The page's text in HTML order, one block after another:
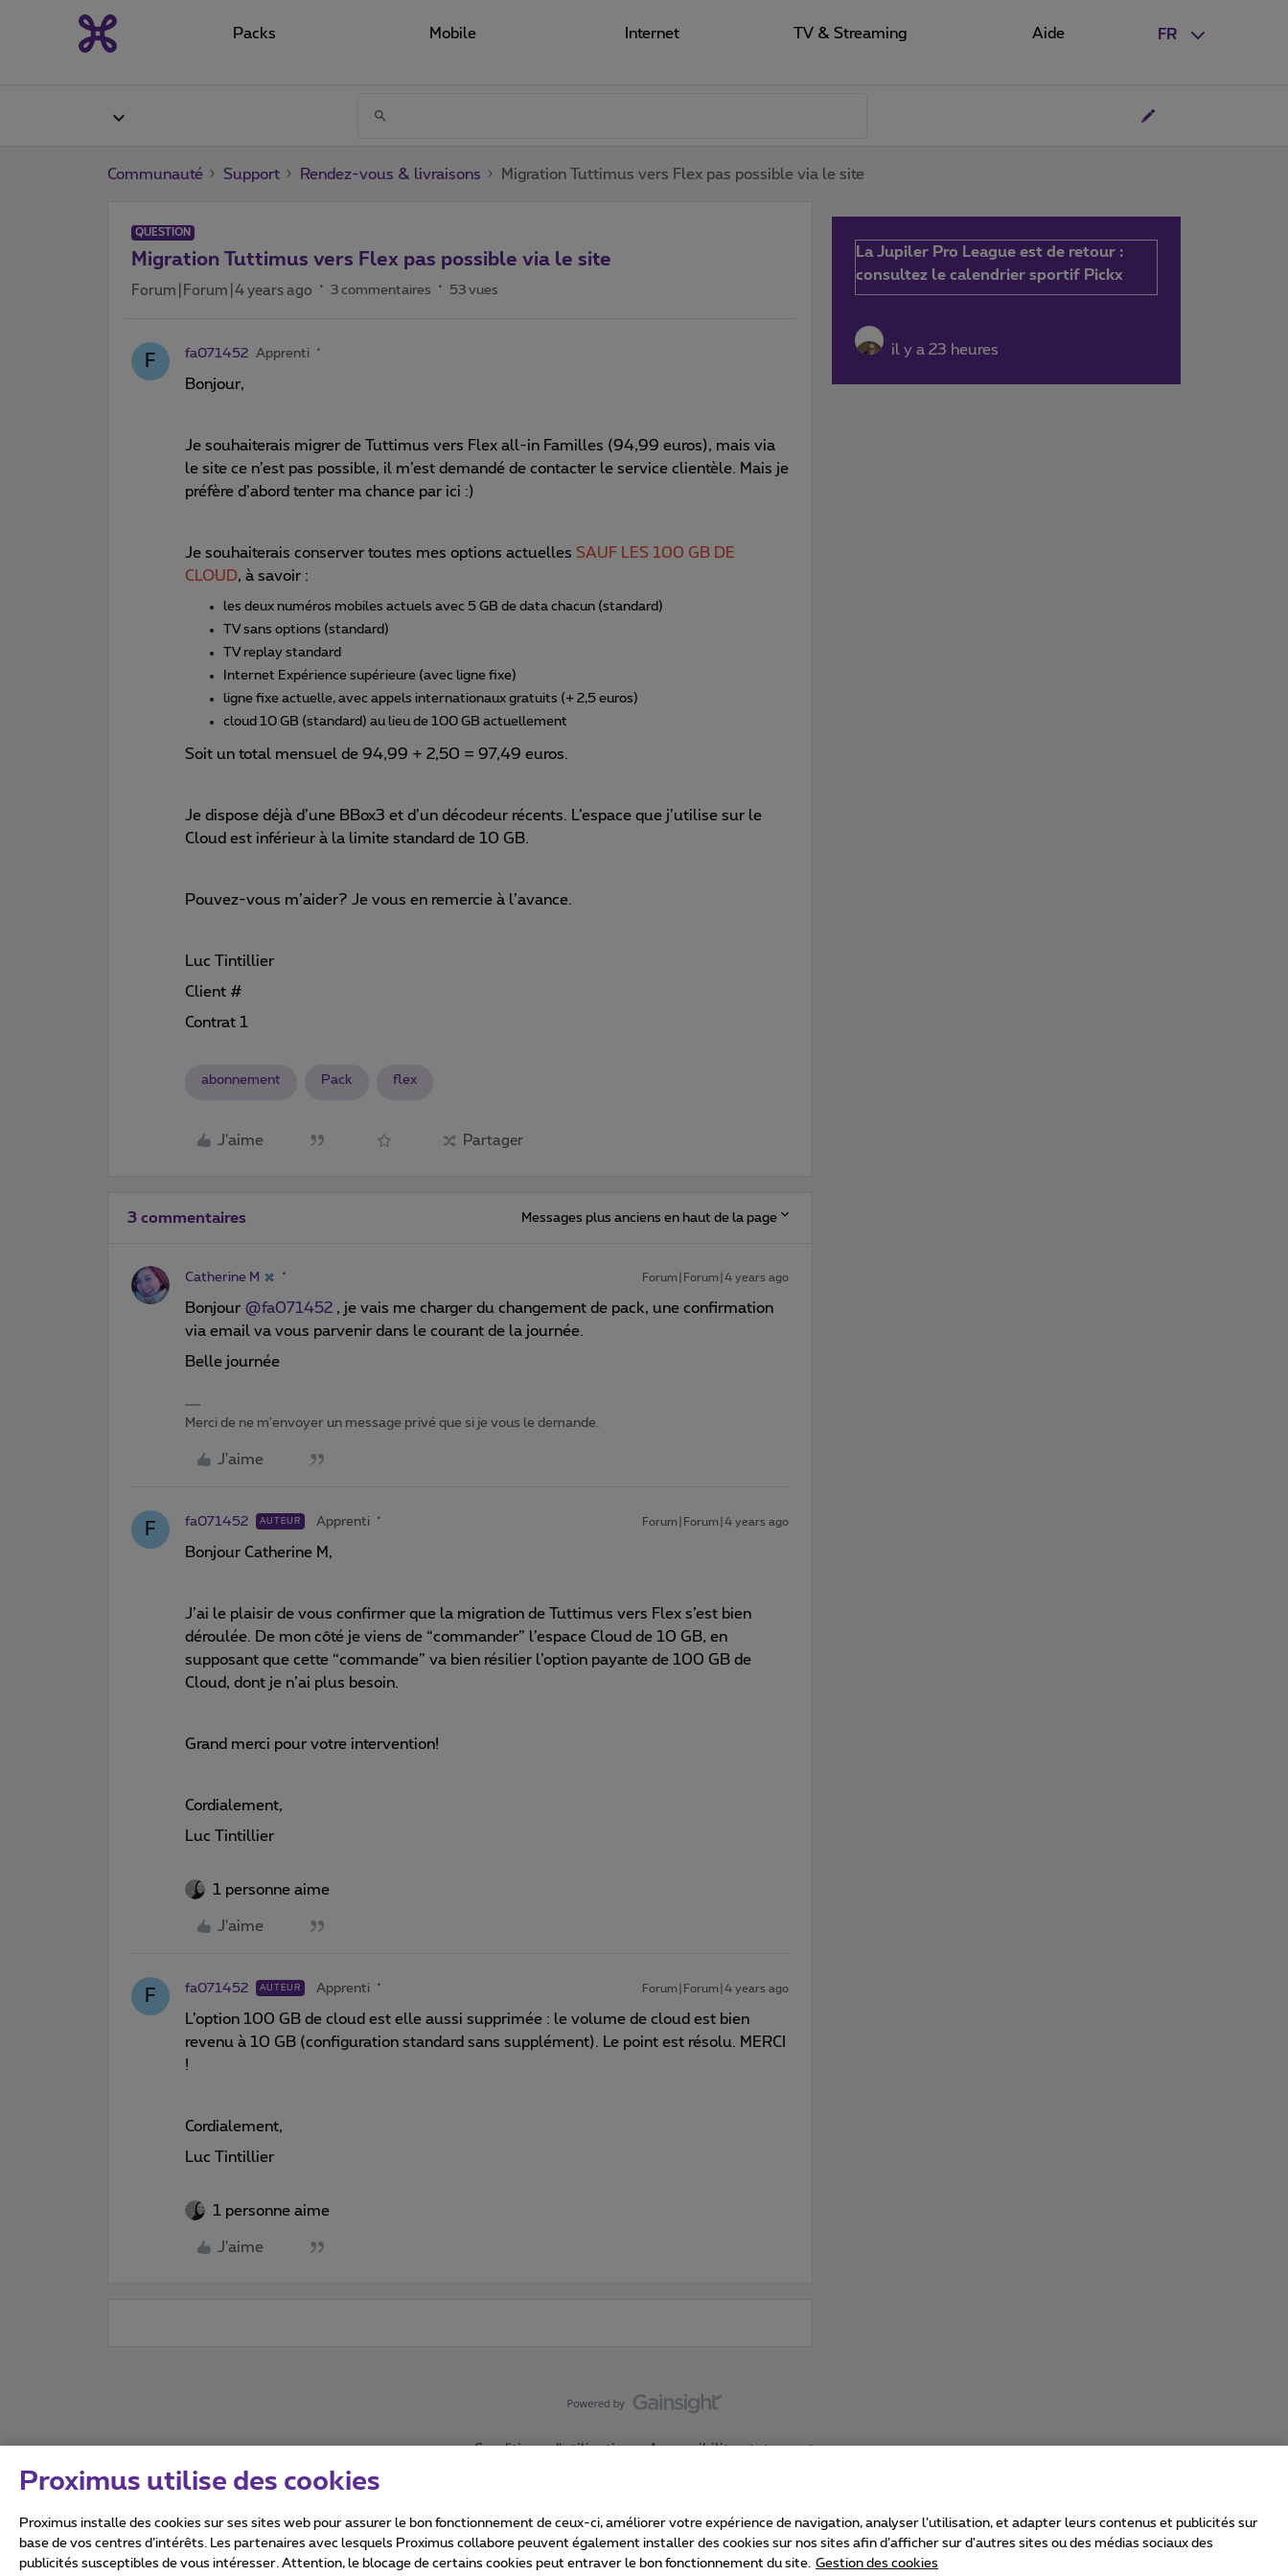
FR
Packs Mobile Internet TV & Streaming Aide
Communauté Support Rendez-vous & livraisons Migration Tuttimus vers Flex pas possible via le site
QUESTION
Migration Tuttimus vers Flex pas possible via le site
Forum|Forum|4 years ago 3 commentaires 53 vues
F fa071452 Apprenti
Bonjour,
Je souhaiterais migrer de Tuttimus vers Flex all-in Familles (94,99 euros), mais via
le site ce n’est pas possible, il m’est demandé de contacter le service clientèle. Mais je
préfère d’abord tenter ma chance par ici :)
Je souhaiterais conserver toutes mes options actuelles SAUF LES 100 GB DE
CLOUD, à savoir :
les deux numéros mobiles actuels avec 5 GB de data chacun (standard)
TV sans options (standard)
TV replay standard
Internet Expérience supérieure (avec ligne fixe)
ligne fixe actuelle, avec appels internationaux gratuits (+ 2,5 euros)
cloud 10 GB (standard) au lieu de 100 GB actuellement
Soit un total mensuel de 94,99 + 2,50 = 97,49 euros.
Je dispose déjà d’une BBox3 et d’un décodeur récents. L’espace que j’utilise sur le
Cloud est inférieur à la limite standard de 10 GB.
Pouvez-vous m’aider? Je vous en remercie à l’avance.
Luc Tintillier
Client #
Contrat 1
abonnement Pack flex
J'aime Partager
3 commentaires Messages plus anciens en haut de la page
Catherine M Forum|Forum|4 years ago
Bonjour @fa071452 , je vais me charger du changement de pack, une confirmation
via email va vous parvenir dans le courant de la journée.
Belle journée
Merci de ne m'envoyer un message privé que si je vous le demande.
J'aime
F fa071452 AUTEUR Apprenti Forum|Forum|4 years ago
Bonjour Catherine M,
J’ai le plaisir de vous confirmer que la migration de Tuttimus vers Flex s’est bien
déroulée. De mon côté je viens de “commander” l’espace Cloud de 10 GB, en
supposant que cette “commande” va bien résilier l’option payante de 100 GB de
Cloud, dont je n’ai plus besoin.
Grand merci pour votre intervention!
Cordialement,
Luc Tintillier
1 personne aime
J'aime
F fa071452 AUTEUR Apprenti Forum|Forum|4 years ago
L’option 100 GB de cloud est elle aussi supprimée : le volume de cloud est bien
revenu à 10 GB (configuration standard sans supplément). Le point est résolu. MERCI
!
Cordialement,
Luc Tintillier
1 personne aime
J'aime
La Jupiler Pro League est de retour :
consultez le calendrier sportif Pickx
il y a 23 heures
Conditions d'utilisation Accessibility statement
Tous droits réservés. ©2026Proximus
Proximus utilise des cookies
Proximus installe des cookies sur ses sites web pour assurer le bon fonctionnement de ceux-ci, améliorer votre expérience de navigation, analyser l’utilisation, et adapter leurs contenus et publicités sur
base de vos centres d’intérêts. Les partenaires avec lesquels Proximus collabore peuvent également installer des cookies sur nos sites afin d’afficher sur d'autres sites ou des médias sociaux des
publicités susceptibles de vous intéresser. Attention, le blocage de certains cookies peut entraver le bon fonctionnement du site. Gestion des cookies